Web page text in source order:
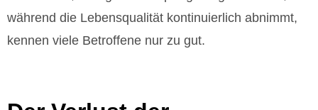
während die Lebensqualität kontinuierlich abnimmt,
kennen viele Betroffene nur zu gut.